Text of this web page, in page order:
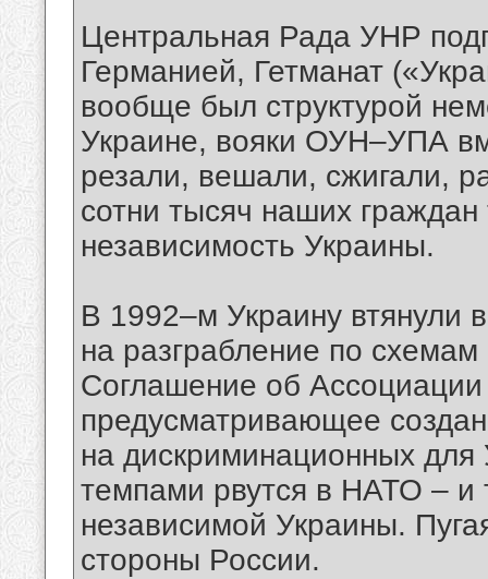
Центральная Рада УНР
Германией, Гетманат
вообще был структурой
Украине, вояки ОУН–УПА
резали, вешали, сжигали,
сотни тысяч наших
независимость Украины.
В 1992–м Украину
на разграбление по
Соглашение об
предусматривающее
на дискриминационных
темпами рвутся в НАТО –
независимой Украины.
стороны России.